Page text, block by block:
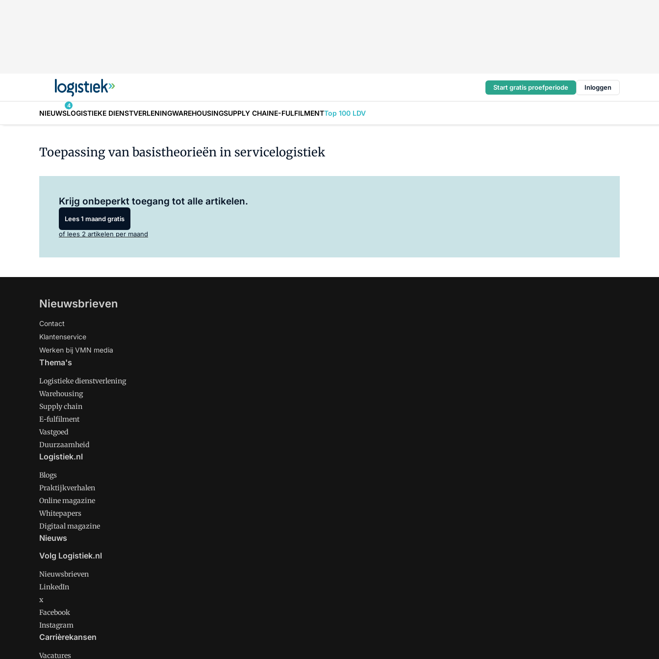
Start gratis proefperiode Inloggen
NIEUWS
4
LOGISTIEKE DIENSTVERLENINGWAREHOUSINGSUPPLY CHAINE-FULFILMENTTop 100 LDV
Toepassing van basistheorieën in servicelogistiek
Krijg onbeperkt toegang tot alle artikelen.
Lees 1 maand gratis
of lees 2 artikelen per maand
Nieuwsbrieven
Contact
Klantenservice
Werken bij VMN media
Thema's
Logistieke dienstverlening
Warehousing
Supply chain
E-fulfilment
Vastgoed
Duurzaamheid
Logistiek.nl
Blogs
Praktijkverhalen
Online magazine
Whitepapers
Digitaal magazine
Nieuws
Volg Logistiek.nl
Nieuwsbrieven
LinkedIn
x
Facebook
Instagram
Carrièrekansen
Vacatures